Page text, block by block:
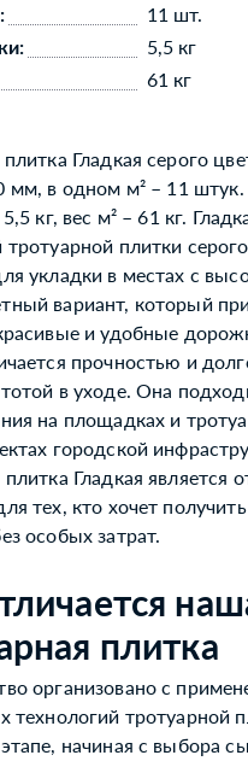
11 шт.
5,5 кг
61 кг
плитка Гладкая серого
мм, в одном м² – 11 штук.
кг, вес м² – 61 кг.
тротуарной плитки
укладки в местах с
вариант, который
и удобные
прочностью и
в уходе. Она
на площадках и
городской
плитка Гладкая является
тех, кто хочет
особых затрат.
плитка
организовано с
технологий тротуарной
начиная с выбора